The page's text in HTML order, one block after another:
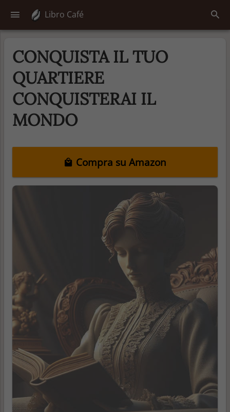
Libro Café
CONQUISTA IL TUO
QUARTIERE
CONQUISTERAI IL
MONDO
Compra su Amazon